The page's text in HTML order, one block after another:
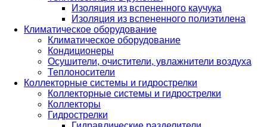
Изоляция из вспененного каучука
Изоляция из вспененного полиэтилена
Климатическое оборудование
Климатическое оборудование
Кондиционеры
Осушители, очистители, увлажнители воздуха
Теплоносители
Коллекторные системы и гидрострелки
Коллекторные системы и гидрострелки
Коллекторы
Гидрострелки